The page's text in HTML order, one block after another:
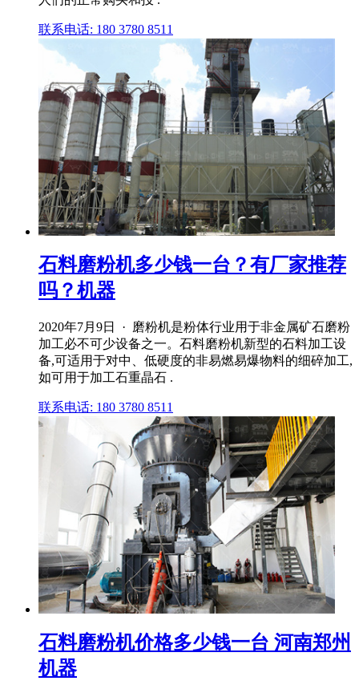
联系电话: 180 3780 8511
石料磨粉机多少钱一台？有厂家推荐
吗？机器
2020年7月9日 · 磨粉机是粉体行业用于非金属矿石磨粉
加工必不可少设备之一。石料磨粉机新型的石料加工设
备,可适用于对中、低硬度的非易燃易爆物料的细碎加工,
如可用于加工石重晶石 .
联系电话: 180 3780 8511
石料磨粉机价格多少钱一台 河南郑州
机器